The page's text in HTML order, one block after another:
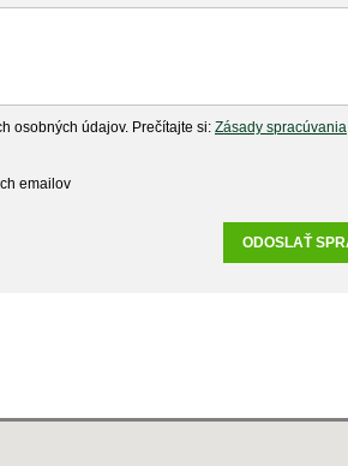
osobných údajov. Prečítajte si: Zásady spracúvania
emailov